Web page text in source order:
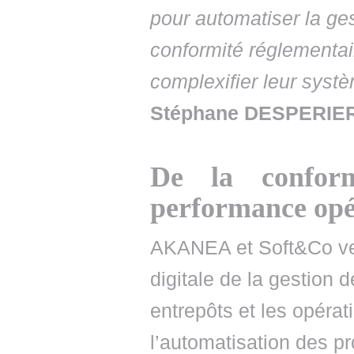
pour automatiser la
conformité
complexifier leur
Stéphane
De la
performance
AKANEA et Soft&Co
digitale de la gestion
entrepôts et les
l’automatisation des